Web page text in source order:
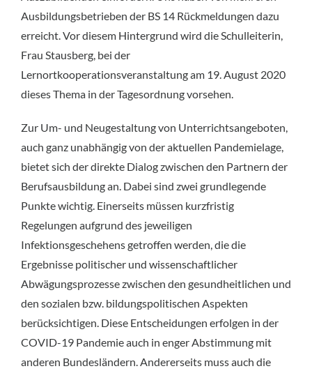
Ausbildungsbetrieben der BS 14 Rückmeldungen dazu
erreicht. Vor diesem Hintergrund wird die Schulleiterin,
Frau Stausberg, bei der
Lernortkooperationsveranstaltung am 19. August 2020
dieses Thema in der Tagesordnung vorsehen.
Zur Um- und Neugestaltung von Unterrichtsangeboten,
auch ganz unabhängig von der aktuellen Pandemielage,
bietet sich der direkte Dialog zwischen den Partnern der
Berufsausbildung an. Dabei sind zwei grundlegende
Punkte wichtig. Einerseits müssen kurzfristig
Regelungen aufgrund des jeweiligen
Infektionsgeschehens getroffen werden, die die
Ergebnisse politischer und wissenschaftlicher
Abwägungsprozesse zwischen den gesundheitlichen und
den sozialen bzw. bildungspolitischen Aspekten
berücksichtigen. Diese Entscheidungen erfolgen in der
COVID-19 Pandemie auch in enger Abstimmung mit
anderen Bundesländern. Andererseits muss auch die